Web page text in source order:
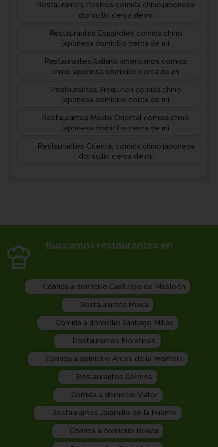
Restaurantes Postres comida chino japonesa
domicilio cerca de mi
Restaurantes Españoles comida chino
japonesa domicilio cerca de mi
Restaurantes Italiano americanos comida
chino japonesa domicilio cerca de mi
Restaurantes Sin gluten comida chino
japonesa domicilio cerca de mi
Restaurantes Medio Oriental comida chino
japonesa domicilio cerca de mi
Restaurantes Oriental comida chino japonesa
domicilio cerca de mi
Buscamos restaurantes en
Comida a domicilio Castillejo de Mesleón
Restaurantes Muxía
Comida a domicilio Santiago Millas
Restaurantes Moratinos
Comida a domicilio Arcos de la Frontera
Restaurantes Golmés
Comida a domicilio Viator
Restaurantes Jaramillo de la Fuente
Comida a domicilio Boada